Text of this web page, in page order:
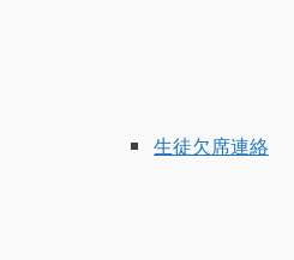
生徒欠席連絡